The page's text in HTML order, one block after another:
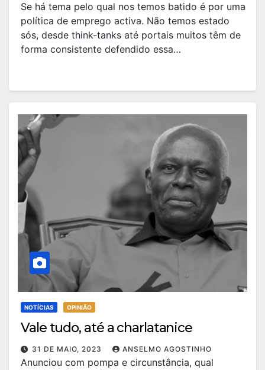
Se há tema pelo qual nos temos batido é por uma
política de emprego activa. Não temos estado
sós, desde think-tanks até portais muitos têm de
forma consistente defendido essa…
NOTÍCIAS OPINIÃO
Vale tudo, até a charlatanice
31 DE MAIO, 2023 ANSELMO AGOSTINHO
Anunciou com pompa e circunstância, qual